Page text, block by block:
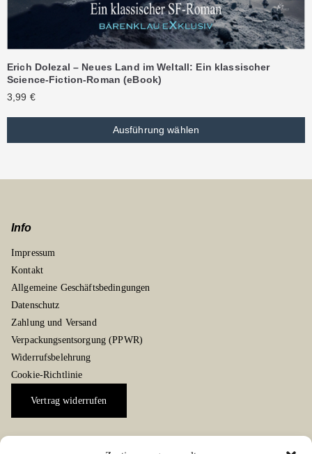
Erich Dolezal – Neues Land im Weltall: Ein klassischer
Science-Fiction-Roman (eBook)
3,99 €
Ausführung wählen
Info
Impressum
Kontakt
Allgemeine Geschäftsbedingungen
Datenschutz
Zahlung und Versand
Verpackungsentsorgung (PPWR)
Widerrufsbelehrung
Cookie-Richtlinie
Vertrag widerrufen